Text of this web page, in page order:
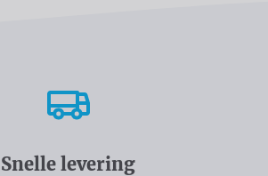
Snelle levering